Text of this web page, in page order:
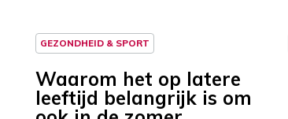
GEZONDHEID & SPORT
Waarom het op latere
leeftijd belangrijk is om